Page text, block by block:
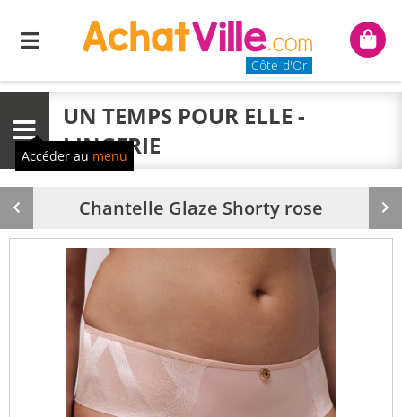
Menu
Côte-d'Or
Mon
Menu
UN TEMPS POUR ELLE -
LINGERIE
Accéder au menu
Produit
précédent
Chantelle Glaze Shorty rose